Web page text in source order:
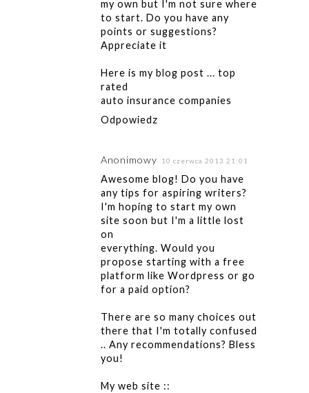
my own but I'm not sure where
to start. Do you have any
points or suggestions?
Appreciate it
Here is my blog post ... top
rated
auto insurance companies
Odpowiedz
Anonimowy 10 czerwca 2013 21:01
Awesome blog! Do you have
any tips for aspiring writers?
I'm hoping to start my own
site soon but I'm a little lost
on
everything. Would you
propose starting with a free
platform like Wordpress or go
for a paid option?
There are so many choices out
there that I'm totally confused
.. Any recommendations? Bless
you!
My web site ::